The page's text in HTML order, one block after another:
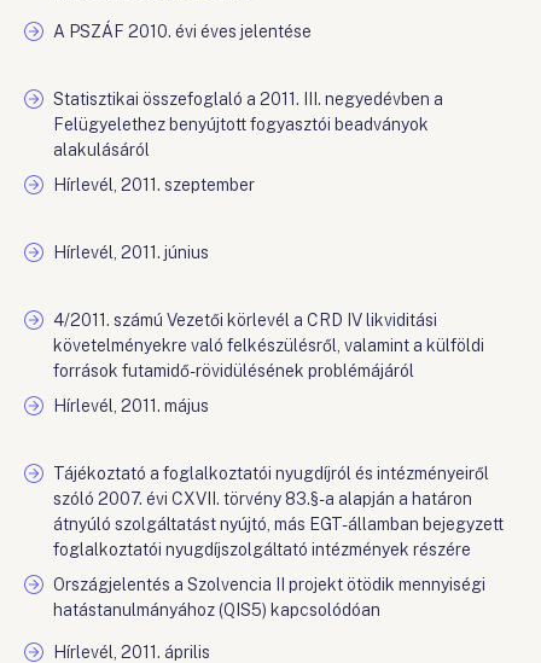
A PSZÁF 2010. évi éves jelentése
Statisztikai összefoglaló a 2011. III. negyedévben a
Felügyelethez benyújtott fogyasztói beadványok
alakulásáról
Hírlevél, 2011. szeptember
Hírlevél, 2011. június
4/2011. számú Vezetői körlevél a CRD IV likviditási
követelményekre való felkészülésről, valamint a külföldi
források futamidő-rövidülésének problémájáról
Hírlevél, 2011. május
Tájékoztató a foglalkoztatói nyugdíjról és intézményeiről
szóló 2007. évi CXVII. törvény 83.§-a alapján a határon
átnyúló szolgáltatást nyújtó, más EGT-államban bejegyzett
foglalkoztatói nyugdíjszolgáltató intézmények részére
Országjelentés a Szolvencia II projekt ötödik mennyiségi
hatástanulmányához (QIS5) kapcsolódóan
Hírlevél, 2011. április